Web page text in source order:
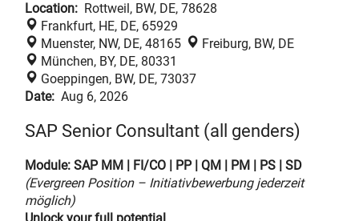
Location: Rottweil, BW, DE, 78628
Frankfurt, HE, DE, 65929
Muenster, NW, DE, 48165
Freiburg, BW, DE
München, BY, DE, 80331
Goeppingen, BW, DE, 73037
Date: Aug 6, 2026
SAP Senior Consultant (all genders)
Module: SAP MM | FI/CO | PP | QM | PM | PS | SD
(Evergreen Position – Initiativbewerbung jederzeit
möglich)